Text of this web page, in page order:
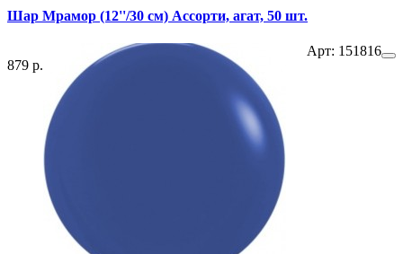
Шар Мрамор (12''/30 см) Ассорти, агат, 50 шт.
879 р.
Арт: 151816